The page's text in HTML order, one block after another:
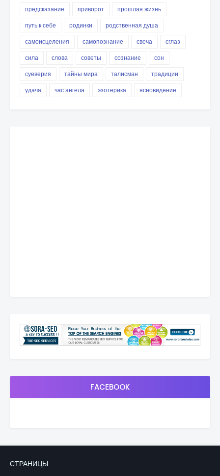
предсказание
приворот
прошлая жизнь
путь к себе
родинки
родственная душа
самоисцеления
самопознание свеча
сглаз
сила
слова советы сознание
сон
суеверия
тайны мира талисман
традиции
удача
час ангела эзотерика ясновидение
FACEBOOK
СТРАНИЦЫ